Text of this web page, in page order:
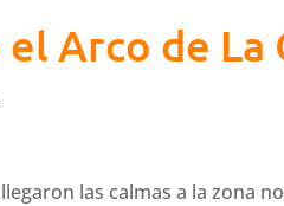
Arco de La
las calmas a la zona